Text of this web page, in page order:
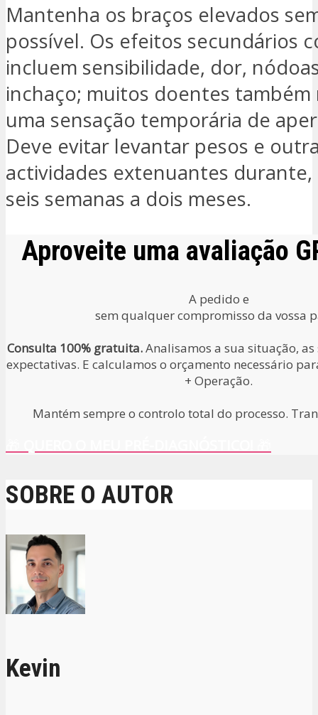
Mantenha os braços elevados
possível. Os efeitos secundários
incluem sensibilidade, dor,
inchaço; muitos doentes
uma sensação temporária de
Deve evitar levantar pesos e
actividades extenuantes
seis semanas a dois meses.
Aproveite uma avaliação
A pedido e
sem qualquer compromisso da vossa
Consulta 100% gratuita.Analisamos a sua situação, as
expectativas. E calculamos o orçamento necessário
+ Operação.
Mantém sempre o controlo total do processo.
SOBRE O AUTOR
Kevin